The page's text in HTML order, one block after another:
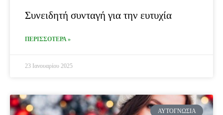
Συνειδητή συνταγή για την ευτυχία
ΠΕΡΙΣΣΟΤΕΡΑ »
23 Ιανουαρίου 2025
ΑΥΤΟΓΝΩΣΊΑ